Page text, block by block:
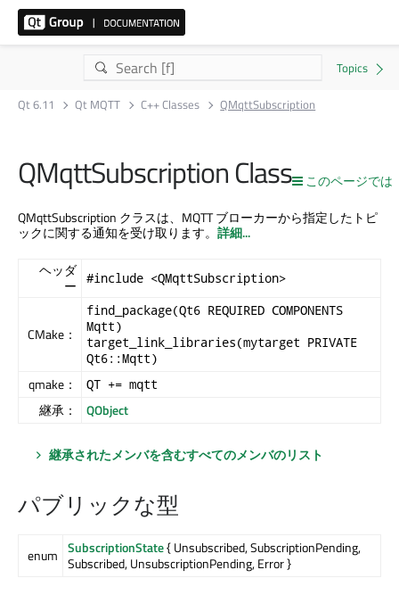
Qt 6.11 Qt MQTT C++ Classes QMqttSubscription
このページでは
QMqttSubscription Class
QMqttSubscription クラスは、MQTT ブローカーから指定したトピ
ックに関する通知を受け取ります。 詳細...
ヘッダ
ー
#include <QMqttSubscription>
CMake：
find_package(Qt6 REQUIRED COMPONENTS
Mqtt)
target_link_libraries(mytarget PRIVATE
Qt6::Mqtt)
qmake： QT += mqtt
継承： QObject
継承されたメンバを含むすべてのメンバのリスト
パブリックな型
enum SubscriptionState{ Unsubscribed, SubscriptionPending,
Subscribed, UnsubscriptionPending, Error }